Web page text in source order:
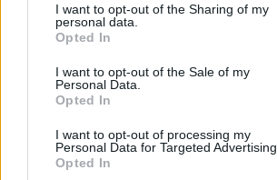
I want to opt-out of the Sharing of my
personal data.
Opted In
I want to opt-out of the Sale of my
Personal Data.
Opted In
I want to opt-out of processing my
Personal Data for Targeted Advertising.
Opted In
ΔΙΑΒΆΣΤΕ ΕΠΊΣΗΣ: